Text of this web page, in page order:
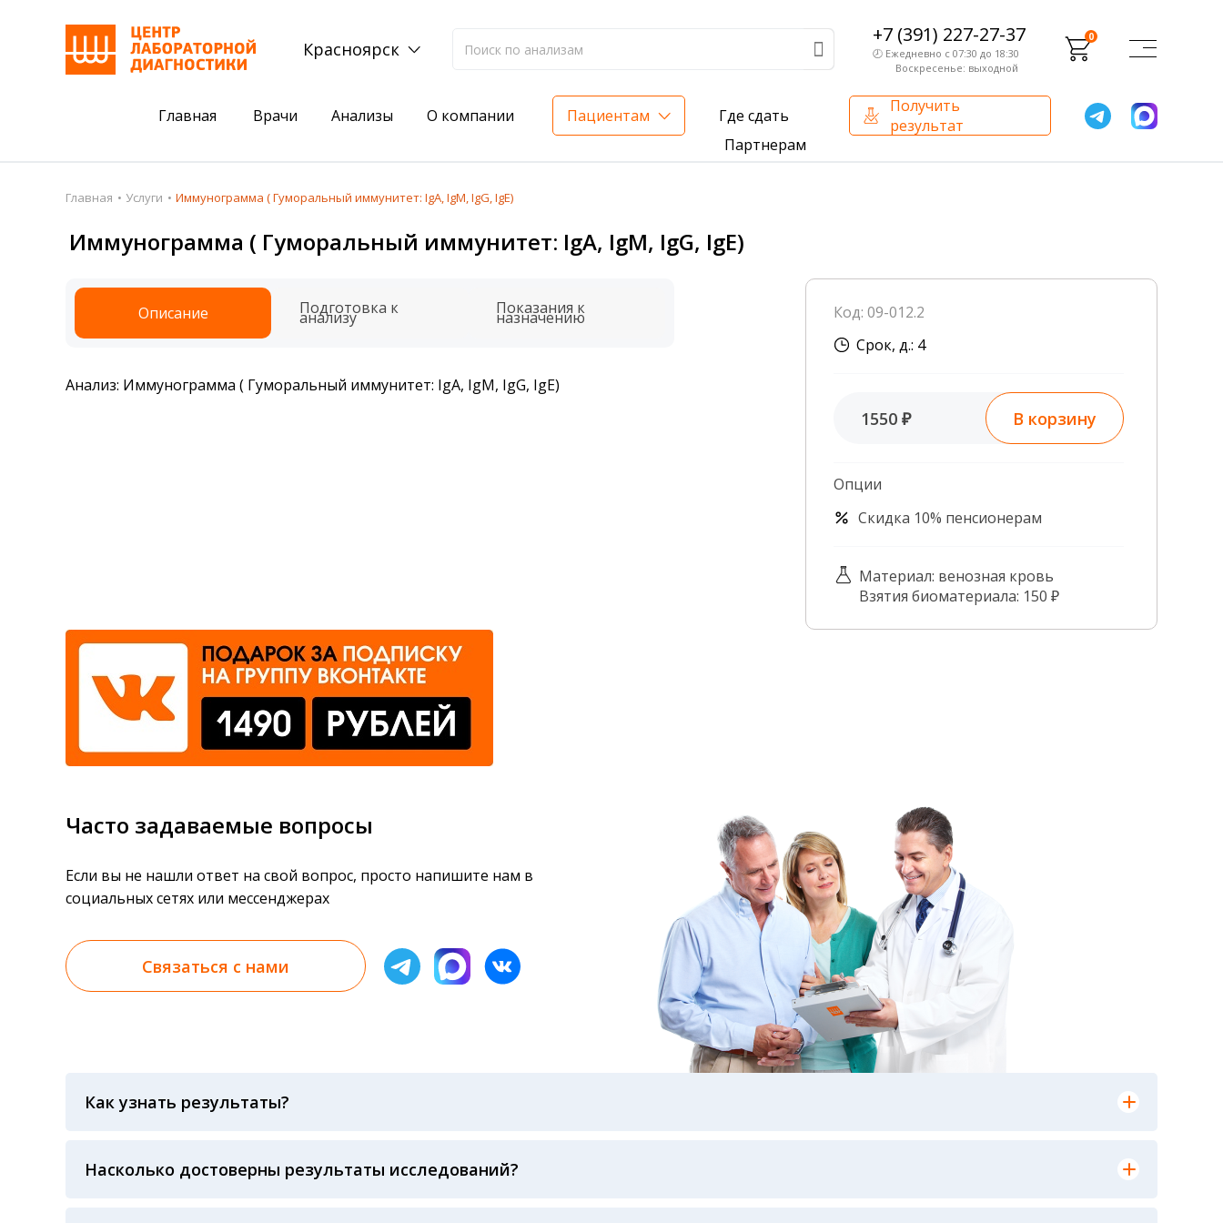
Красноярск
+7 (391) 227-27-37
🕗 Ежедневно с 07:30 до 18:30
Воскресенье: выходной
0
Главная Врачи Анализы О компании Пациентам
Где сдать
Партнерам
Получить
результат
Пациентам
Акции
Подготовка к анализам
Получить результаты
Налоговый вычет
Акции
Комплексный анализ на жирорастворимые витамины — всего 3 999 ₽
Сдать клеща на анализ для проверки на наличие инфекций
Внутренний аудит
Сотрудники лаборатории
Главная Услуги Иммунограмма ( Гуморальный иммунитет: IgA, IgM, IgG, IgE)
Иммунограмма ( Гуморальный иммунитет: IgA, IgM, IgG, IgE)
Описание Подготовка к
анализу Показания к
назначению
Анализ: Иммунограмма ( Гуморальный иммунитет: IgA, IgM, IgG, IgE)
Код: 09-012.2
Срок, д.: 4
1550 ₽ В корзину
Опции
Скидка 10% пенсионерам
Материал: венозная кровь
Взятия биоматериала: 150 ₽
Часто задаваемые вопросы
Если вы не нашли ответ на свой вопрос, просто напишите нам в
социальных сетях или мессенджерах
Связаться с нами
Как узнать результаты?
анализов при предъявлении паспорта или чека об оплате
Насколько достоверны результаты исследований?
Гарантия качества лабораторных тестов обеспечивается соблюдением международных стандартов выполнения лабораторных исследований и